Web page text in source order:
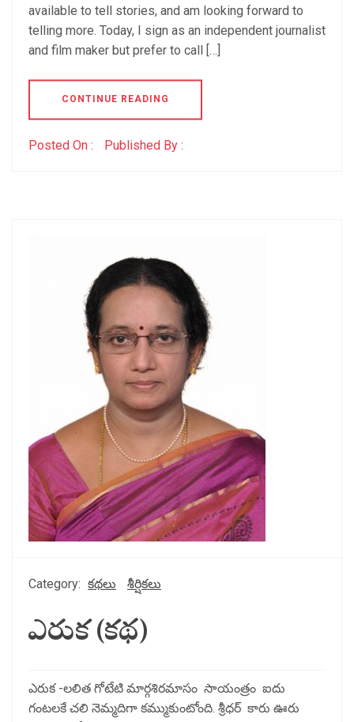
available to tell stories, and am looking forward to
telling more. Today, I sign as an independent journalist
and film maker but prefer to call […]
CONTINUE READING
Posted On : Published By :
Category: కథలు శీర్షికలు
ఎరుక (కథ)
ఎరుక -లలిత గోటేటి మార్గశిరమాసం సాయంత్రం ఐదు
గంటలకే చలి నెమ్మదిగా కమ్ముకుంటోంది. శ్రీధర్ కారు ఊరు